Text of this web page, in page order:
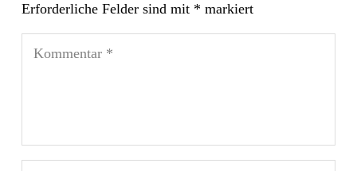
Erforderliche Felder sind mit * markiert